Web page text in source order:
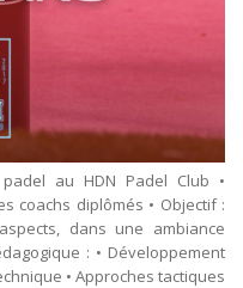
au HDN Padel Club •
coachs diplômés • Objectif :
dans une ambiance
: • Développement
• Approches tactiques